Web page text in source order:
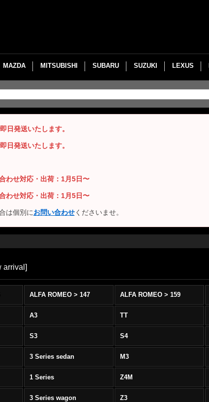
MAZDA MITSUBISHI SUBARU SUZUKI LEXUS
日発送いたします。
日発送いたします。
せ対応・出荷：1月5日〜
せ対応・出荷：1月5日〜
は個別にお問い合わせくださいませ。
arrival]
ALFA ROMEO > 147 ALFA ROMEO > 159
A3 TT
S3 S4
3 Series sedan M3
1 Series Z4M
3 Series wagon Z3